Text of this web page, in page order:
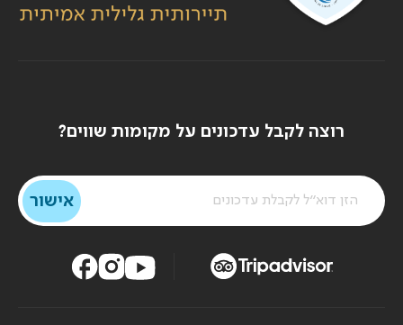
רוצה לקבל עדכונים על מקומות שווים?